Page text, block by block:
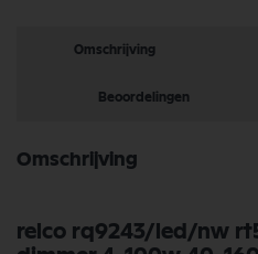
Omschrijving
Beoordelingen
Omschrijving
relco rq9243/led/nw